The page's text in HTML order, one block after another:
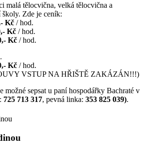
malá tělocvična, velká tělocvična a
školy. Zde je ceník:
Kč / hod.
Kč / hod.
Kč / hod.
Kč / hod.
VSTUP NA HŘIŠTĚ ZAKÁZÁN!!!)
možné sepsat u paní hospodářky Bachraté v
725 713 317, pevná linka: 353 825 039).